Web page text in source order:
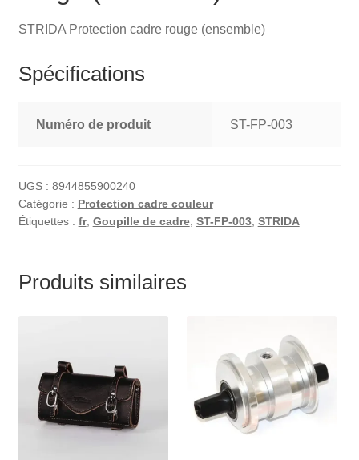
STRIDA Protection cadre rouge (ensemble)
Spécifications
Numéro de produit ST-FP-003
UGS : 8944855900240
Catégorie : Protection cadre couleur
Étiquettes : fr, Goupille de cadre, ST-FP-003, STRIDA
Produits similaires